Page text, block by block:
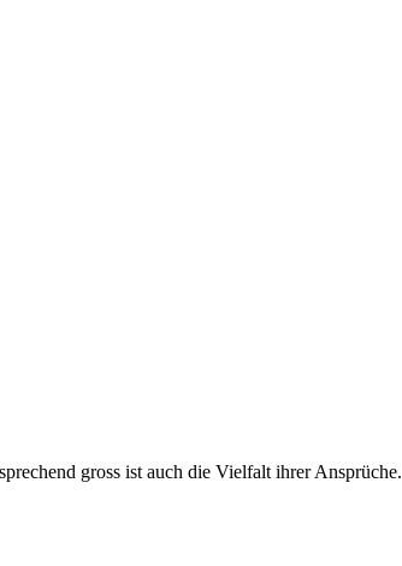
gross ist auch die Vielfalt ihrer Ansprüche.